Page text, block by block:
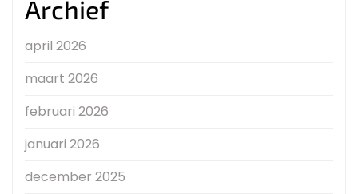
Archief
april 2026
maart 2026
februari 2026
januari 2026
december 2025